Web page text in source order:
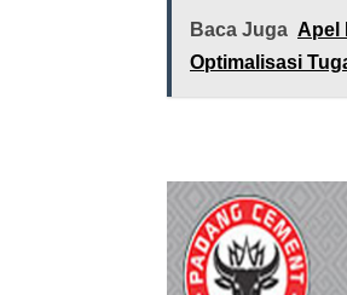
Baca Juga Apel
Optimalisasi